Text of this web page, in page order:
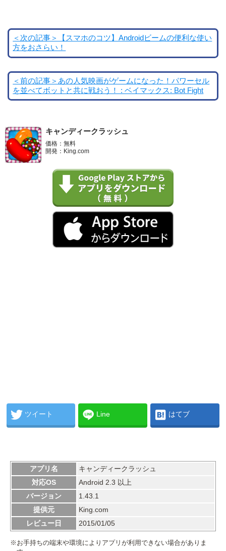
＜次の記事＞【スマホのコツ】Androidビームの便利な使い
方をおさらい！
＜前の記事＞あの人気映画がゲームになった！パワーセル
を並べてボットと共に戦おう！ : ベイマックス: Bot Fight
キャンディークラッシュ
価格：無料
開発：King.com
ツイート Line はてブ
アプリ名
キャンディークラッシュ
対応OS
Android 2.3 以上
バージョン
1.43.1
提供元
King.com
レビュー日
2015/01/05
※お手持ちの端末や環境によりアプリが利用できない場合がありま